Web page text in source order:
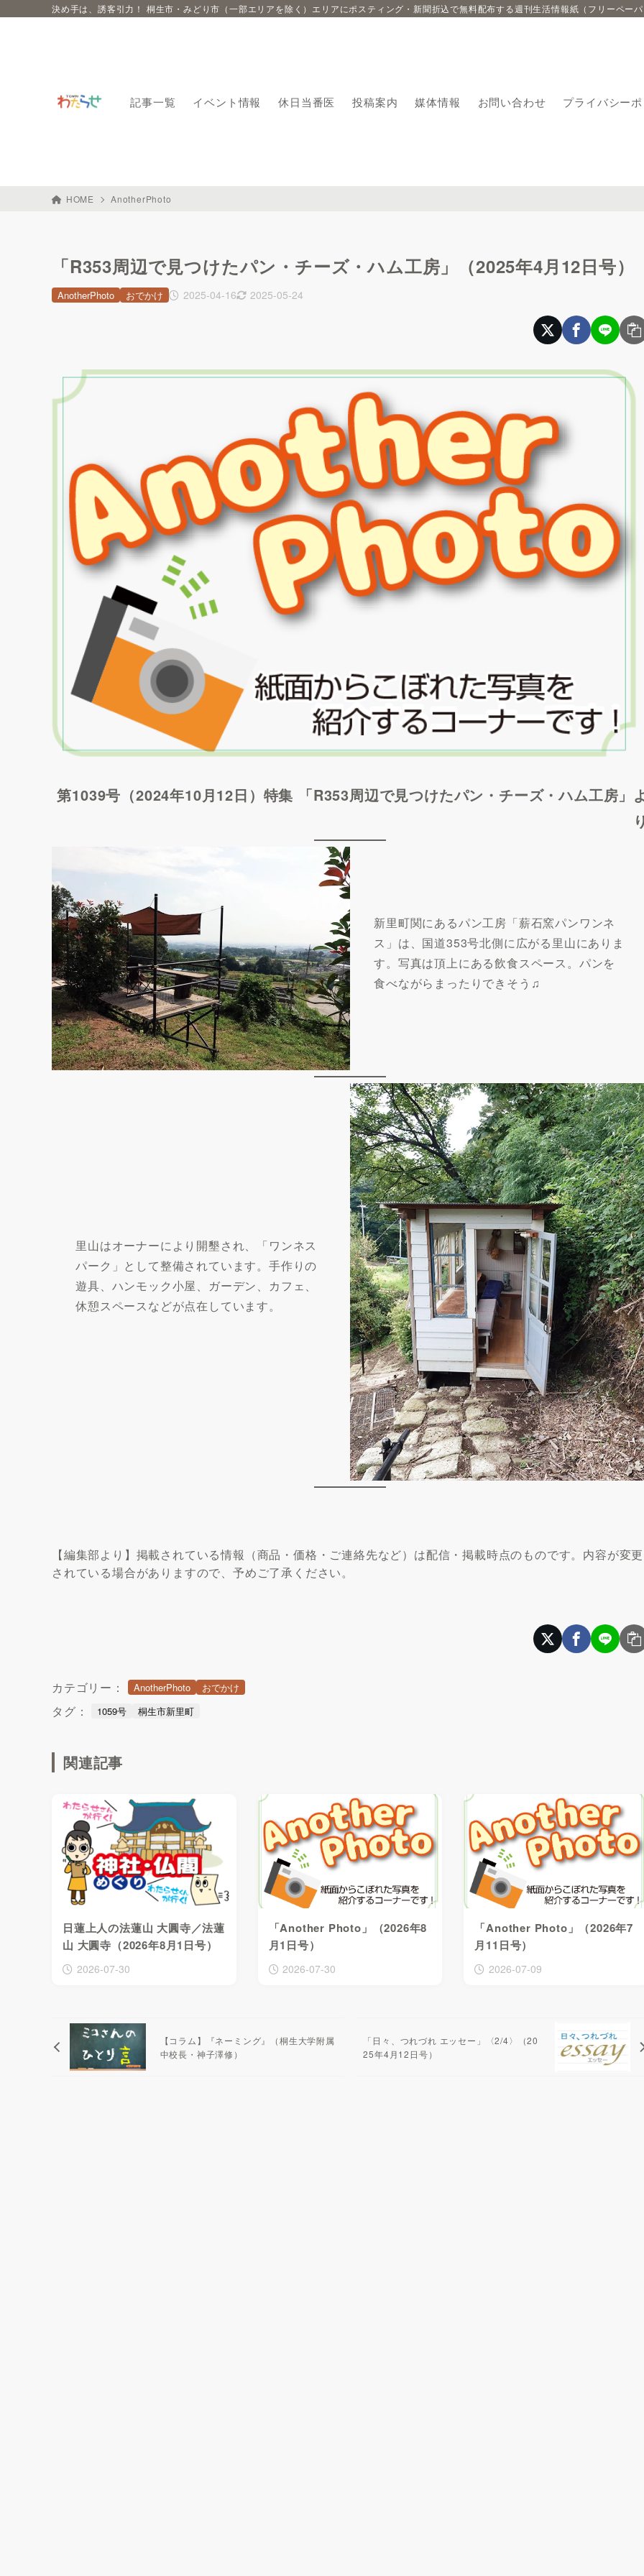
決め手は、誘客引力！ 桐生市・みどり市（一部エリアを除く）エリアにポスティング・新聞折込で無料配布する週刊生活情報紙（フリーペー
記事一覧 イベント情報 休日当番医 投稿案内 媒体情報 お問い合わせ プライバシー
HOME AnotherPhoto
「R353周辺で見つけたパン・チーズ・ハム工房」（2025年4月12日号）
2025-04-16 2025-05-24
AnotherPhoto おでかけ
第1039号（2024年10月12日）特集 「R353周辺で見つけたパン・チーズ・ハム工房」
新里町関にあるパン工房「薪石窯パンワンネ
ス」は、国道353号北側に広がる里山にありま
す。写真は頂上にある飲食スペース。パンを
食べながらまったりできそう♫
里山はオーナーにより開墾され、「ワンネス
パーク」として整備されています。手作りの
遊具、ハンモック小屋、ガーデン、カフェ、
休憩スペースなどが点在しています。
【編集部より】掲載されている情報（商品・価格・ご連絡先など）は配信・掲載時点のものです。内容が変更
されている場合がありますので、予めご了承ください。
カテゴリー： AnotherPhoto おでかけ
タグ： 1059号 桐生市新里町
関連記事
日蓮上人の法蓮山 大圓寺／法蓮
山 大圓寺（2026年8月1日号）
2026-07-30
「Another Photo」（2026年8
月1日号）
2026-07-30
「Another Photo」（2026年7
月11日号）
2026-07-09
【コラム】『ネーミング』（桐生大学附属
中校長・神子澤修）
「日々、つれづれ エッセー」〈2/4〉（20
25年4月12日号）